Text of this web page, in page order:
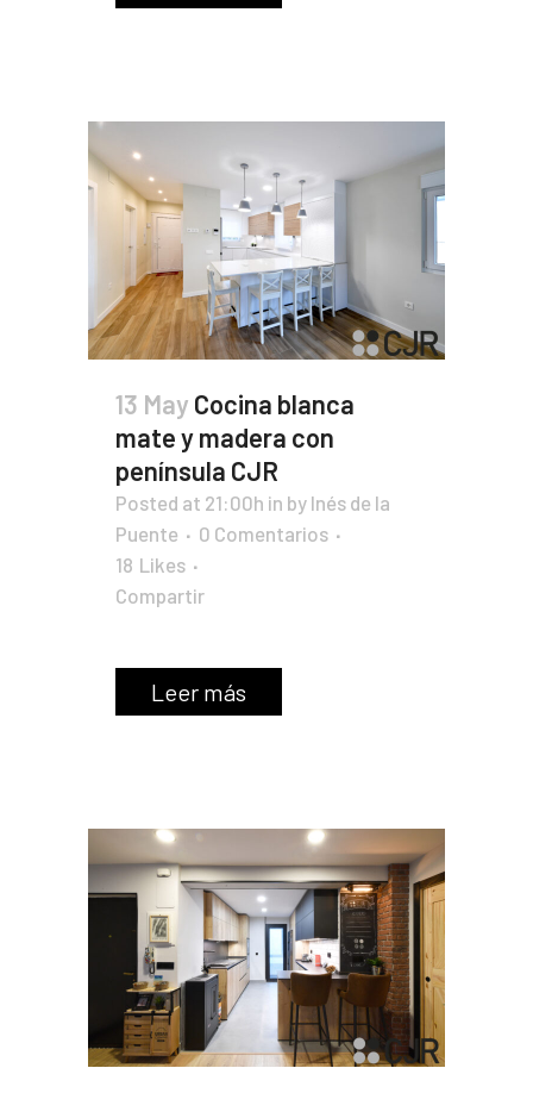
13 May Cocina blanca
mate y madera con
península CJR
Posted at 21:00h in by Inés de la
Puente
0 Comentarios
18 Likes
Compartir
Leer más